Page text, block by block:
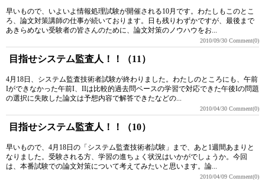
早いもので、いよいよ情報処理試験が開催される10月です。わたしもこのとこ
ろ、論文対策講師の仕事が続いております。日も残りわずかですが、最後まで
あきらめない受験者の皆さんのために、論文対策のノウハウをお...
2010/09/30 Comment(0)
目指せシステム監査人！！（11）
4月18日、システム監査技術者試験が終わりました。わたしのところにも、午前
Iができなかった午前I、IIは比較的過去問ベースの学習で対応できた午後Iの問題
の選択に失敗した論文は予想内容で解答できたなどの...
2010/04/30 Comment(0)
目指せシステム監査人！！（10）
早いもので、4月18日の「システム監査技術者試験」まで、あと1週間あまりと
なりました。受験される方、学習の進ちょく状況はいかがでしょうか。今回
は、本番試験での論文対策について考えてみたいと思います。論...
2010/04/09 Comment(0)